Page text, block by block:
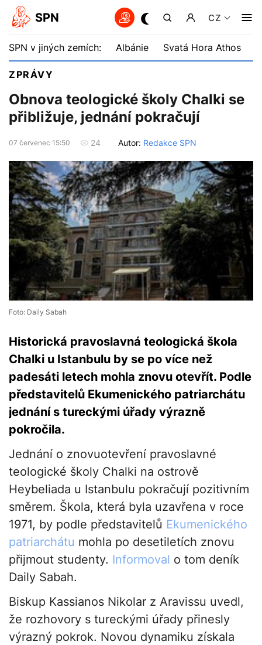
SPN CZ
SPN v jiných zemích: Albánie Svatá Hora Athos
ZPRÁVY
Obnova teologické školy Chalki se
přibližuje, jednání pokračují
07 červenec 15:50 24 Autor: Redakce SPN
Foto: Daily Sabah
Historická pravoslavná teologická škola
Chalki u Istanbulu by se po více než
padesáti letech mohla znovu otevřít. Podle
představitelů Ekumenického patriarchátu
jednání s tureckými úřady výrazně
pokročila.
Jednání o znovuotevření pravoslavné
teologické školy Chalki na ostrově
Heybeliada u Istanbulu pokračují pozitivním
směrem. Škola, která byla uzavřena v roce
1971, by podle představitelů Ekumenického
patriarchátu mohla po desetiletích znovu
přijmout studenty. Informoval o tom deník
Daily Sabah.
Biskup Kassianos Nikolar z Aravissu uvedl,
že rozhovory s tureckými úřady přinesly
výrazný pokrok. Novou dynamiku získala